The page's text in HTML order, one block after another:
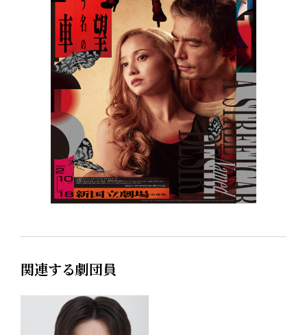
関連する劇団員